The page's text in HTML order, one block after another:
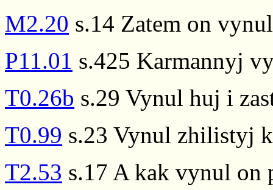
M2.20 s.14 Zatem on
P11.01 s.425 Karmannyj
T0.26b s.29 Vynul huj i
T0.99 s.23 Vynul zhilistyj
T2.53 s.17 A kak vynul on